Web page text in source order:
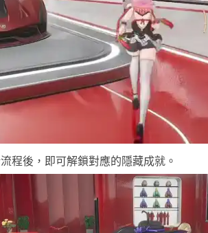
程後，即可解鎖對應的隱藏成就。